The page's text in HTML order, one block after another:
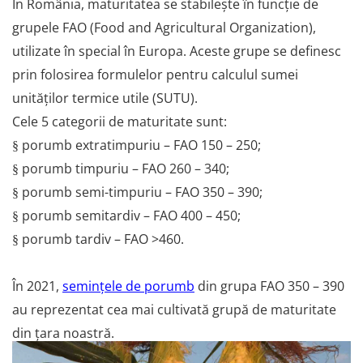
Cleste
Colier / Faseta
Consumabile motofierastrau
drujba
Demarouri drujba
Discuri debitare
Discuri motocoasa
Diverse
Feronerie si accesorii
Fierastraie manuale
Flexuri si Polizoare
Gresor / Decalimetru
Hranitoare/ Adapatoare
În România, maturitatea se stabilește în funcție de
grupele FAO (Food and Agricultural Organization),
utilizate în special în Europa. Aceste grupe se definesc
prin folosirea formulelor pentru calculul sumei
unităților termice utile (SUTU).
Cele 5 categorii de maturitate sunt:
§ porumb extratimpuriu – FAO 150 – 250;
§ porumb timpuriu – FAO 260 – 340;
§ porumb semi-timpuriu – FAO 350 – 390;
§ porumb semitardiv – FAO 400 – 450;
§ porumb tardiv – FAO >460.
În 2021, semințele de porumb din grupa FAO 350 – 390
au reprezentat cea mai cultivată grupă de maturitate
din țara noastră.